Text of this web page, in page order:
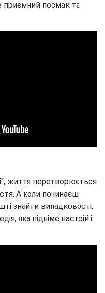
приємний посмак та
життя перетворюється
А коли починаєш
знайти випадковості,
яка підніме настрій і